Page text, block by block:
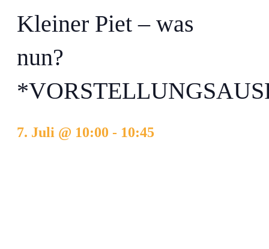
Kleiner Piet – was
nun?
7. Juli @ 10:00 - 10:45